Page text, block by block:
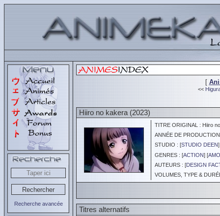
Recherche avancée
[
<<
Hiiro no kakera (2023)
TITRE ORIGINAL : Hiiro
ANNÉE DE
STUDIO : [STUDIO DEEN]
GENRES : [ACTION] [
AUTEURS : [DESIGN
VOLUMES, TYPE &
Titres alternatifs